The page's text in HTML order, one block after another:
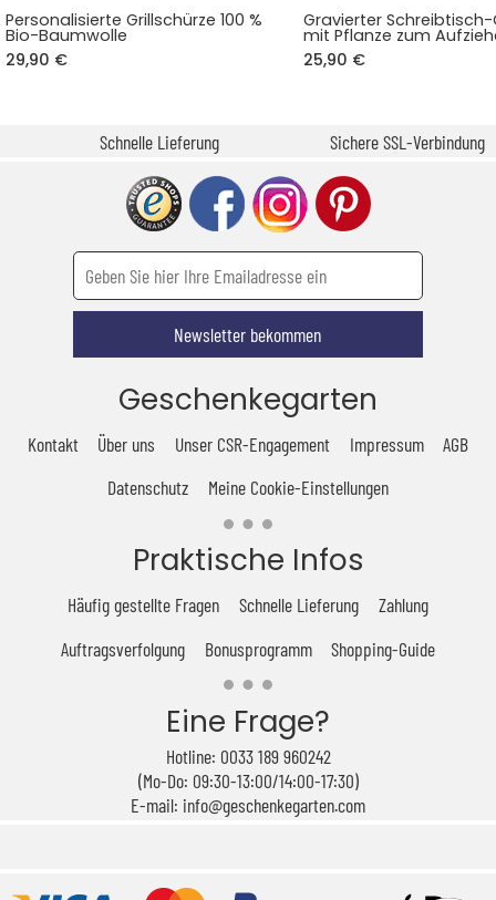
Personalisierte Grillschürze 100 %
Bio-Baumwolle
29,90 €
Gravierter
mit Pflanze zum
25,90 €
Schnelle Lieferung Sichere SSL-Verbindung
Newsletter bekommen
Geschenkegarten
Kontakt Über uns Unser CSR-Engagement Impressum
AGB
Datenschutz
Meine Cookie-Einstellungen
Praktische Infos
Häufig gestellte Fragen Schnelle Lieferung
Zahlung
Auftragsverfolgung
Bonusprogramm Shopping-Guide
Eine Frage?
Hotline: 0033 189 960242
(Mo-Do: 09:30-13:00/14:00-17:30)
E-mail: info@geschenkegarten.com